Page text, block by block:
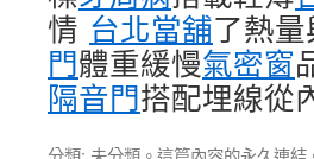
情 台北當舖了熱
門體重緩慢氣密窗
隔音門搭配埋線從